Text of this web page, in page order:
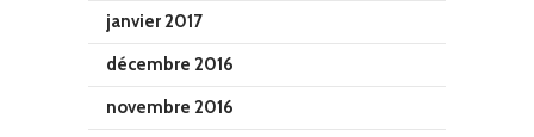
janvier 2017
décembre 2016
novembre 2016